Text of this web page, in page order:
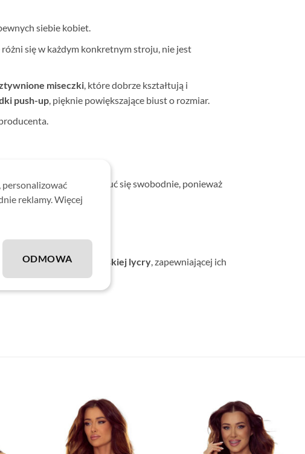
siebie kobiet.
różni się w każdym konkretnym stroju, nie jest
miseczki, które dobrze kształtują i
push-up, pięknie powiększające biust o rozmiar.
, dzięki czemu można czuć się swobodnie, ponieważ
plaży.
z wysokiej jakości włoskiej lycry, zapewniającej ich
personalizować
reklamy. Więcej
ODMOWA